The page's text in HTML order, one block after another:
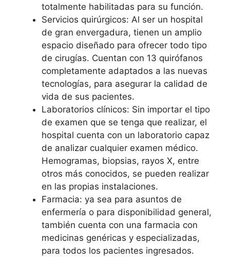
totalmente habilitadas para su función.
Servicios quirúrgicos: Al ser un hospital
de gran envergadura, tienen un amplio
espacio diseñado para ofrecer todo tipo
de cirugías. Cuentan con 13 quirófanos
completamente adaptados a las nuevas
tecnologías, para asegurar la calidad de
vida de sus pacientes.
Laboratorios clínicos: Sin importar el tipo
de examen que se tenga que realizar, el
hospital cuenta con un laboratorio capaz
de analizar cualquier examen médico.
Hemogramas, biopsias, rayos X, entre
otros más conocidos, se pueden realizar
en las propias instalaciones.
Farmacia: ya sea para asuntos de
enfermería o para disponibilidad general,
también cuenta con una farmacia con
medicinas genéricas y especializadas,
para todos los pacientes ingresados.